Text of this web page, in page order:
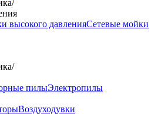
/
высокого давленияСетевые мойки
/
пилыЭлектропилы
Воздуходувки